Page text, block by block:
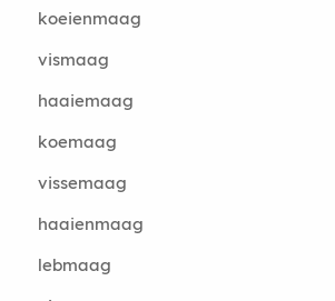
koeienmaag
vismaag
haaiemaag
koemaag
vissemaag
haaienmaag
lebmaag